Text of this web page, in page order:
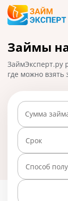
Карты
Кредиты
Ипотека
Займы
Вклады
Бизнес
Займы
ЗаймЭксперт.ру
где можно
на микрозайм
течение 15-30
моментально.
предложений со
Сумма
Срок
Способ